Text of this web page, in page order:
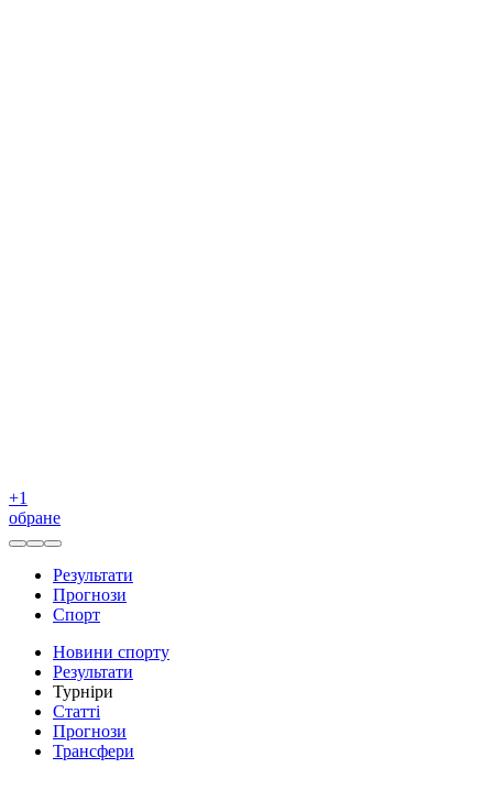
+1
обране
Результати
Прогнози
Спорт
Новини спорту
Результати
Турніри
Статті
Прогнози
Трансфери